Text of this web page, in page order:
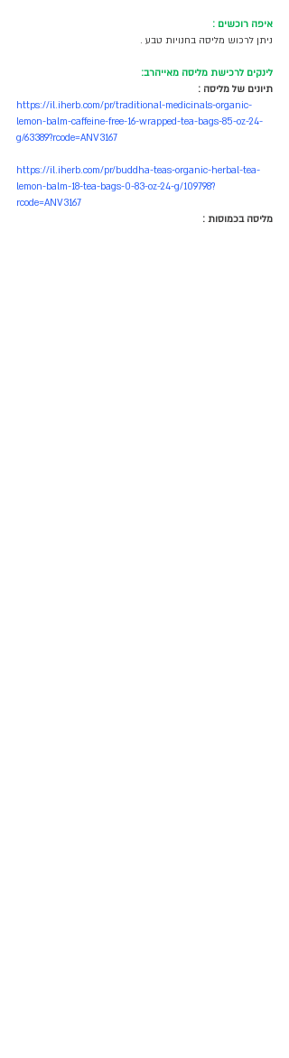
איפה רוכשים :
ניתן לרכוש מליסה בחנויות טבע .
לינקים לרכישת מליסה מאייהרב:
תיונים של מליסה :
https://il.iherb.com/pr/traditional-medicinals-organic-
lemon-balm-caffeine-free-16-wrapped-tea-bags-85-oz-24-
g/63389?rcode=ANV3167
https://il.iherb.com/pr/buddha-teas-organic-herbal-tea-
lemon-balm-18-tea-bags-0-83-oz-24-g/109798?
rcode=ANV3167
מליסה בכמוסות :